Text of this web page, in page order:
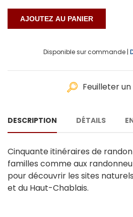
Disponible sur commande |
Feuilleter
DESCRIPTION DÉTAILS
Cinquante itinéraires de
familles comme aux
pour découvrir les sites
et du Haut-Chablais.